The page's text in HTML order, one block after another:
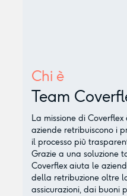
Chi è
Team
La missione di
aziende retribuiscono i
il processo più
Grazie a una soluzione
Coverflex aiuta le
della retribuzione oltre
assicurazioni, dai buoni